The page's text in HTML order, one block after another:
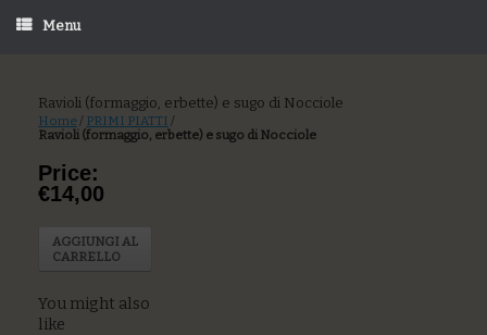
Menu
Ravioli (formaggio, erbette) e sugo di Nocciole
Home / PRIMI PIATTI /
Ravioli (formaggio, erbette) e sugo di Nocciole
Price:
€14,00
AGGIUNGI AL
CARRELLO
You might also
like